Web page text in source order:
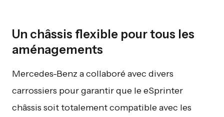
Un châssis flexible pour tous les
aménagements
Mercedes-Benz a collaboré avec divers
carrossiers pour garantir que le eSprinter
châssis soit totalement compatible avec les